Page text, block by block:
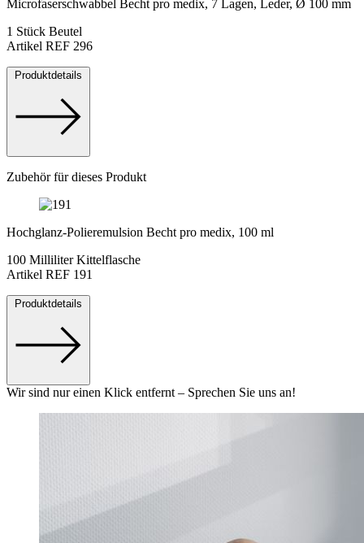
Microfaserschwabbel Becht pro medix, 7 Lagen, Leder, Ø 100 mm
1 Stück Beutel
Artikel REF 296
Produktdetails
Zubehör für dieses Produkt
Hochglanz-Polieremulsion Becht pro medix, 100 ml
100 Milliliter Kittelflasche
Artikel REF 191
Produktdetails
Wir sind nur einen Klick entfernt – Sprechen Sie uns an!